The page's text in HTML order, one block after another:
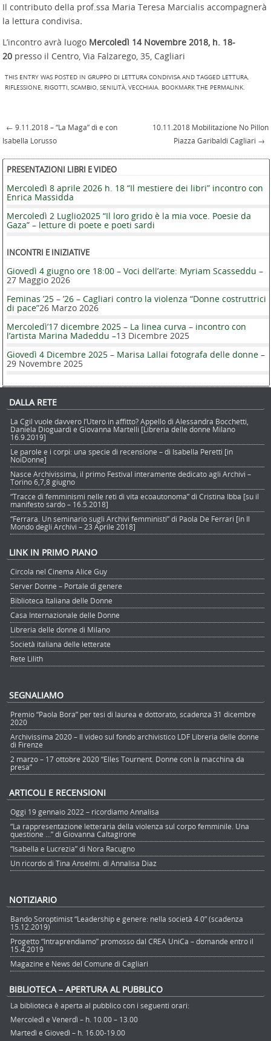
Il contributo della prof.ssa Maria Teresa Marcialis accompagnerà
la lettura condivisa.
L’incontro avrà luogo Mercoledì 14 Novembre 2018, h. 18-
20 presso il Centro, Via Falzarego, 35, Cagliari
THIS ENTRY WAS POSTED IN GRUPPO DI LETTURA CONDIVISAAND TAGGED LETTURA,
RIFLESSIONE, RIGOTTI, SCAMBIO, SENILITÀ, VECCHIAIA. BOOKMARK THE PERMALINK.
Post navigation
← 9.11.2018 – “La Maga” di e con
Isabella Lorusso
10.11.2018 Mobilitazione No Pillon
Piazza Garibaldi Cagliari →
PRESENTAZIONI LIBRI E VIDEO
Mercoledì 8 aprile 2026 h. 18 “Il mestiere dei libri” incontro con
Enrica Massidda
Mercoledì 2 Luglio2025 “Il loro grido è la mia voce. Poesie da
Gaza” – letture di poete e poeti sardi
INCONTRI E INIZIATIVE
Giovedì 4 giugno ore 18:00 – Voci dell’arte: Myriam Scasseddu –
27 Maggio 2026
Feminas ’25 – ’26 – Cagliari contro la violenza “Donne costruttrici
di pace”26 Marzo 2026
Mercoledì’17 dicembre 2025 – La linea curva – incontro con
l’artista Marina Madeddu –13 Dicembre 2025
Giovedì 4 Dicembre 2025 – Marisa Lallai fotografa delle donne –
29 Novembre 2025
DALLA RETE
La Cgil vuole davvero l’Utero in affitto? Appello di Alessandra Bocchetti,
Daniela Dioguardi e Giovanna Martelli [Libreria delle donne Milano
16.9.2019]
Le parole e i corpi: una specie di recensione – di Isabella Peretti [in
NoiDonne]
Nasce Archivissima, il primo Festival interamente dedicato agli Archivi –
Torino 6,7,8 giugno
“Tracce di femminismi nelle reti di vita ecoautonoma” di Cristina Ibba [su il
manifesto sardo – 16.5.2018]
“Ferrara. Un seminario sugli Archivi femministi” di Paola De Ferrari [in Il
Mondo degli Archivi – 23 Aprile 2018]
LINK IN PRIMO PIANO
Circola nel Cinema Alice Guy
Server Donne – Portale di genere
Biblioteca Italiana delle Donne
Casa Internazionale delle Donne
Libreria delle donne di Milano
Società italiana delle letterate
Rete Lilith
SEGNALIAMO
Premio “Paola Bora” per tesi di laurea e dottorato, scadenza 31 dicembre
2020
Archivissima 2020 – Il video sul fondo archivistico LDF Libreria delle donne
di Firenze
2 marzo – 17 ottobre 2020 “Elles Tournent. Donne con la macchina da
presa”
ARTICOLI E RECENSIONI
Oggi 19 gennaio 2022 – ricordiamo Annalisa
“La rappresentazione letteraria della violenza sul corpo femminile. Una
questione …” di Giovanna Caltagirone
“Isabella e Lucrezia” di Nora Racugno
Un ricordo di Tina Anselmi. di Annalisa Diaz
NOTIZIARIO
Bando Soroptimist “Leadership e genere: nella società 4.0” (scadenza
15.12.2019)
Progetto “Intraprendiamo” promosso dal CREA UniCa – domande entro il
15.4.2019
Magazine e News del Comune di Cagliari
BIBLIOTECA – APERTURA AL PUBBLICO
La biblioteca è aperta al pubblico con i seguenti orari:
Mercoledì e Venerdì – h. 10.00 – 13.00
Martedì e Giovedì – h. 16.00-19.00